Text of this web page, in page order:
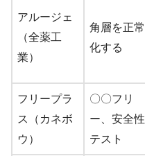
アルージェ
（全薬工
業）
角層を正常
化する
フリープラ
ス（カネボ
ウ）
〇〇フリ
ー、安全性
テスト